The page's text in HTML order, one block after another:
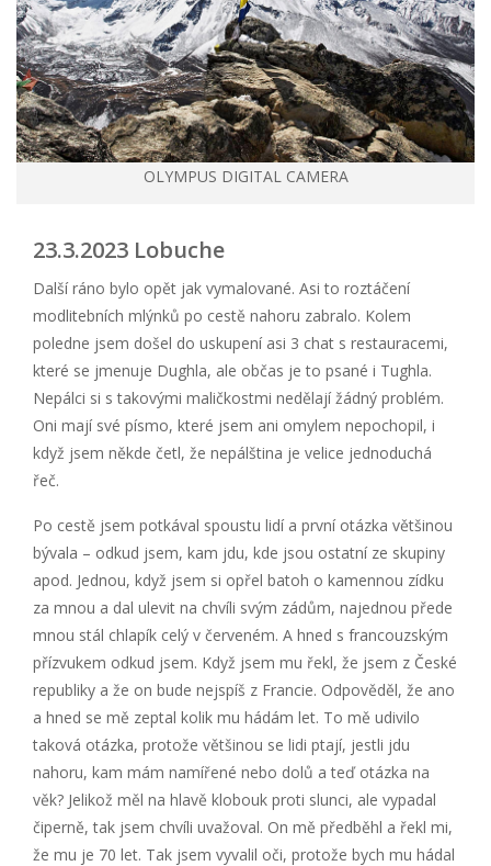
OLYMPUS DIGITAL CAMERA
23.3.2023 Lobuche
Další ráno bylo opět jak vymalované. Asi to roztáčení
modlitebních mlýnků po cestě nahoru zabralo. Kolem
poledne jsem došel do uskupení asi 3 chat s restauracemi,
které se jmenuje Dughla, ale občas je to psané i Tughla.
Nepálci si s takovými maličkostmi nedělají žádný problém.
Oni mají své písmo, které jsem ani omylem nepochopil, i
když jsem někde četl, že nepálština je velice jednoduchá
řeč.
Po cestě jsem potkával spoustu lidí a první otázka většinou
bývala – odkud jsem, kam jdu, kde jsou ostatní ze skupiny
apod. Jednou, když jsem si opřel batoh o kamennou zídku
za mnou a dal ulevit na chvíli svým zádům, najednou přede
mnou stál chlapík celý v červeném. A hned s francouzským
přízvukem odkud jsem. Když jsem mu řekl, že jsem z České
republiky a že on bude nejspíš z Francie. Odpověděl, že ano
a hned se mě zeptal kolik mu hádám let. To mě udivilo
taková otázka, protože většinou se lidi ptají, jestli jdu
nahoru, kam mám namířené nebo dolů a teď otázka na
věk? Jelikož měl na hlavě klobouk proti slunci, ale vypadal
čiperně, tak jsem chvíli uvažoval. On mě předběhl a řekl mi,
že mu je 70 let. Tak jsem vyvalil oči, protože bych mu hádal